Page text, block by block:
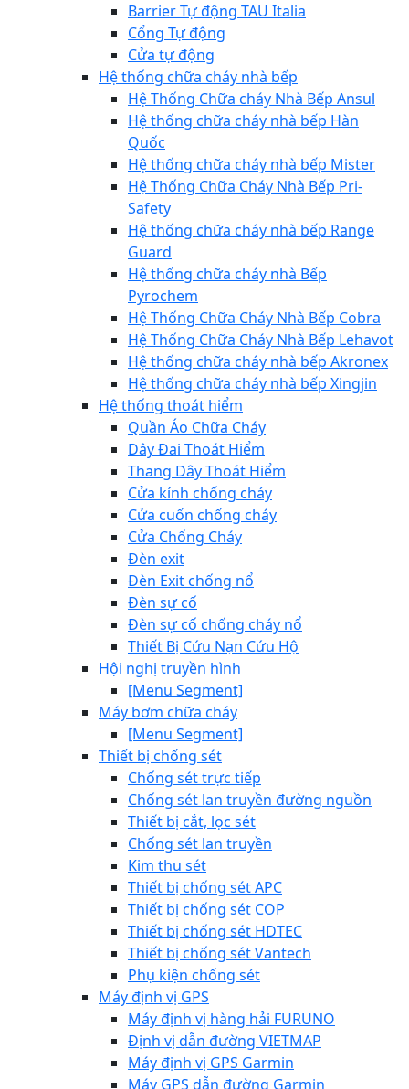
Barrier Tự động TAU Italia
Cổng Tự động
Cửa tự động
Hệ thống chữa cháy nhà bếp
Hệ Thống Chữa cháy Nhà Bếp Ansul
Hệ thống chữa cháy nhà bếp Hàn
Quốc
Hệ thống chữa cháy nhà bếp Mister
Hệ Thống Chữa Cháy Nhà Bếp Pri-
Safety
Hệ thống chữa cháy nhà bếp Range
Guard
Hệ thống chữa cháy nhà Bếp
Pyrochem
Hệ Thống Chữa Cháy Nhà Bếp Cobra
Hệ Thống Chữa Cháy Nhà Bếp Lehavot
Hệ thống chữa cháy nhà bếp Akronex
Hệ thống chữa cháy nhà bếp Xingjin
Hệ thống thoát hiểm
Quần Áo Chữa Cháy
Dây Đai Thoát Hiểm
Thang Dây Thoát Hiểm
Cửa kính chống cháy
Cửa cuốn chống cháy
Cửa Chống Cháy
Đèn exit
Đèn Exit chống nổ
Đèn sự cố
Đèn sự cố chống cháy nổ
Thiết Bị Cứu Nạn Cứu Hộ
Hội nghị truyền hình
[Menu Segment]
Máy bơm chữa cháy
[Menu Segment]
Thiết bị chống sét
Chống sét trực tiếp
Chống sét lan truyền đường nguồn
Thiết bị cắt, lọc sét
Chống sét lan truyền
Kim thu sét
Thiết bị chống sét APC
Thiết bị chống sét COP
Thiết bị chống sét HDTEC
Thiết bị chống sét Vantech
Phụ kiện chống sét
Máy định vị GPS
Máy định vị hàng hải FURUNO
Định vị dẫn đường VIETMAP
Máy định vị GPS Garmin
Máy GPS dẫn đường Garmin